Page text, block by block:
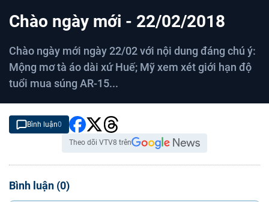
u
r
e
T
a
t
n
Chào ngày mới - 22/02/2018
Chào ngày mới ngày 22/02 với nội dung đáng chú ý:
Mộng mơ tà áo dài xứ Huế; Mỹ xem xét giới hạn độ
tuổi mua súng AR-15...
Bình luận0
Theo dõi VTV8 trên
Bình luận (0)